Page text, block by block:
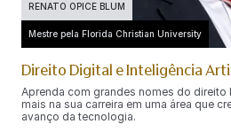
RENATO OPICE BLUM
Mestre pela Florida Christian University
Direito Digital e Inteligência
Aprenda com grandes nomes do direito
mais na sua carreira em uma área que
avanço da tecnologia.